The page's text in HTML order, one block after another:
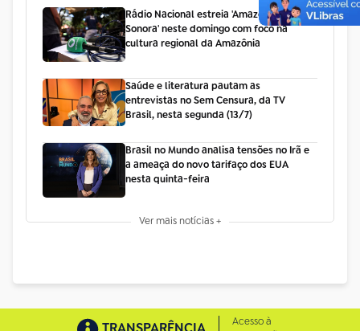
Rádio Nacional estreia 'Amazônia
Sonora' neste domingo com foco na
cultura regional da Amazônia
Saúde e literatura pautam as
entrevistas no Sem Censura, da TV
Brasil, nesta segunda (13/7)
Brasil no Mundo analisa tensões no Irã e
a ameaça do novo tarifaço dos EUA
nesta quinta-feira
Ver mais notícias +
Acesso à